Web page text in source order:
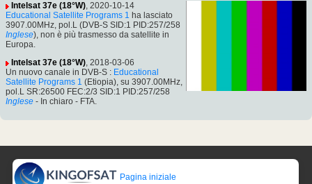
Intelsat 37e (18°W), 2020-10-14
Educational Satellite Programs 1 ha lasciato
3907.00MHz, pol.L (DVB-S SID:1 PID:257/258
Inglese), non è più trasmesso da satellite in
Europa.
Intelsat 37e (18°W), 2018-03-06
Un nuovo canale in DVB-S : Educational
Satellite Programs 1 (Etiopia), su 3907.00MHz,
pol.L SR:26500 FEC:2/3 SID:1 PID:257/258
Inglese - In chiaro - FTA.
Pagina iniziale